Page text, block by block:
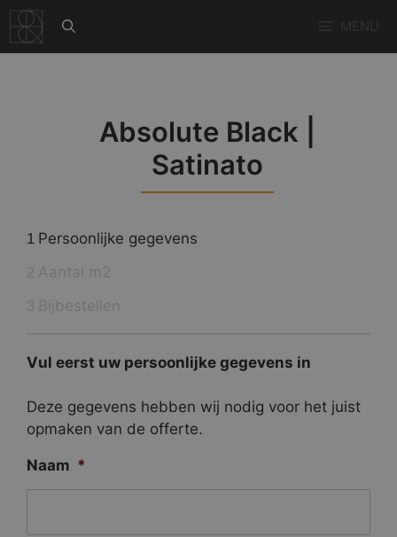
naar
de
Absolute Black |
Satinato
1 Persoonlijke gegevens
Vul eerst uw persoonlijke gegevens in
Deze gegevens hebben wij nodig voor het juist
opmaken van de offerte.
Naam *